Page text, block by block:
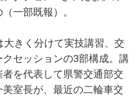
一部既報）。
大きく分けて実技講習、交
セッションの3部構成。講
を代表して県警交通部交
室長が、最近の二輪車交